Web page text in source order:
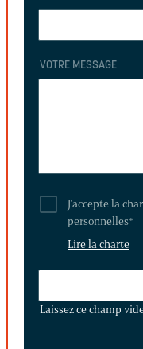
VOTRE MESSAGE
J'accepte la
personnelles*
Lire la charte
CHAMP
Laissez ce champ